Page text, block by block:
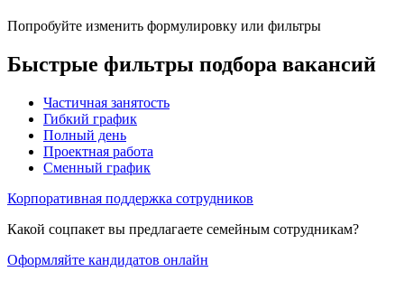
Попробуйте изменить формулировку или фильтры
Быстрые фильтры подбора вакансий
Частичная занятость
Гибкий график
Полный день
Проектная работа
Сменный график
Корпоративная поддержка сотрудников
Какой соцпакет вы предлагаете семейным сотрудникам?
Оформляйте кандидатов онлайн